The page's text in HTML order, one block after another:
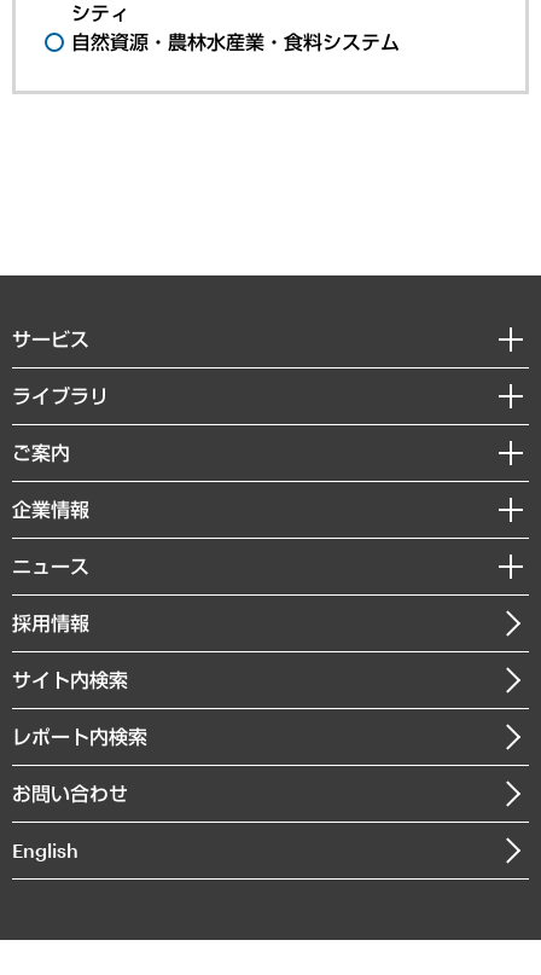
シティ
自然資源・農林水産業・食料システム
サービス
経営戦略
組織・人事戦略
デジタルイノベーション
共生・ダイバーシティ
GRC（ガバナンス・リスク・コンプライアンス）・防災（政策）
経済・産業・雇用・労働
まちづくり・観光・交通・スポーツ・スマートシティ
自然資源・農林水産業・食料システム
ライブラリ
経済調査
レポート
コラム
経営用語集
受託・受注実績（官公庁関連）
メディア掲載・出演
ご案内
セミナー・イベント情報
MUFGビジネスセミナー
受託案件情報
企業情報
私たちの想い
社長メッセージ
会社概要
沿革
組織図・本部部室紹介
インドネシア現地法人
個人情報保護方針
ニュース
ニュースリリース
お知らせ
採用情報
サイト内検索
レポート内検索
お問い合わせ
English